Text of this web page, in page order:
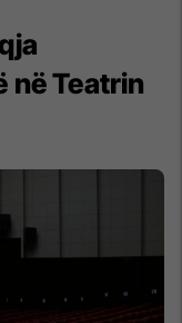
në Teatrin